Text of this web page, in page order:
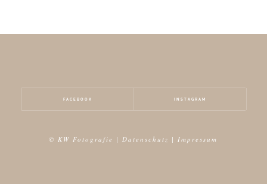
FACEBOOK INSTAGRAM
© KW Fotografie |Datenschutz |Impressum